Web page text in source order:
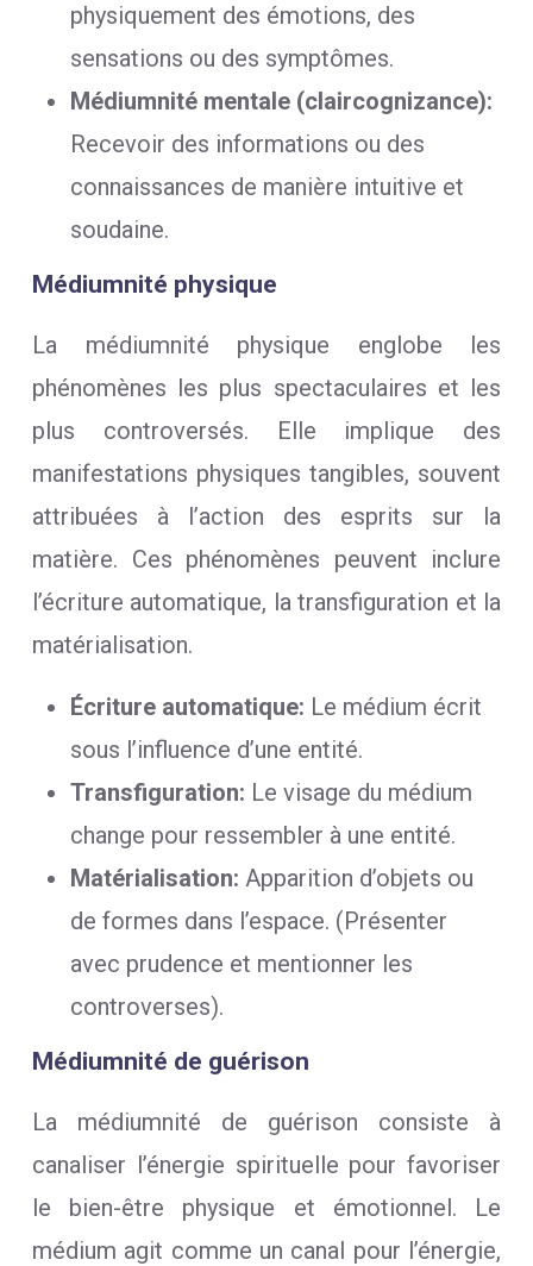
physiquement des émotions, des
sensations ou des symptômes.
Médiumnité mentale (claircognizance):
Recevoir des informations ou des
connaissances de manière intuitive et
soudaine.
Médiumnité physique
La médiumnité physique englobe les
phénomènes les plus spectaculaires et les
plus controversés. Elle implique des
manifestations physiques tangibles, souvent
attribuées à l’action des esprits sur la
matière. Ces phénomènes peuvent inclure
l’écriture automatique, la transfiguration et la
matérialisation.
Écriture automatique: Le médium écrit
sous l’influence d’une entité.
Transfiguration: Le visage du médium
change pour ressembler à une entité.
Matérialisation: Apparition d’objets ou
de formes dans l’espace. (Présenter
avec prudence et mentionner les
controverses).
Médiumnité de guérison
La médiumnité de guérison consiste à
canaliser l’énergie spirituelle pour favoriser
le bien-être physique et émotionnel. Le
médium agit comme un canal pour l’énergie,